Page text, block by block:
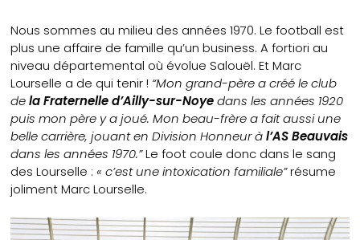
Nous sommes au milieu des années 1970. Le football est
plus une affaire de famille qu’un business. A fortiori au
niveau départemental où évolue Salouël. Et Marc
Lourselle a de qui tenir ! “Mon grand-père a créé le club
dela Fraternelle d’Ailly-sur-Noyedans les années 1920
puis mon père y a joué. Mon beau-frère a fait aussi une
belle carrière, jouant en Division Honneur àl’AS Beauvais
dans les années 1970.”Le foot coule donc dans le sang
des Lourselle :« c’est une intoxication familiale”résume
joliment Marc Lourselle.